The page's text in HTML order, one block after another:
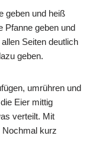
geben und heiß
Pfanne geben und
Seiten deutlich
geben.
umrühren und
Eier mittig
verteilt. Mit
Nochmal kurz